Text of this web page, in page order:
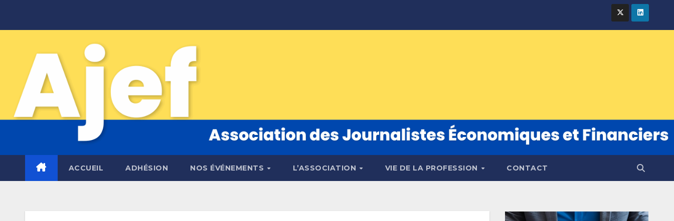
ACCUEIL ADHÉSION NOS ÉVÉNEMENTS L’ASSOCIATION VIE DE LA PROFESSION CONTACT